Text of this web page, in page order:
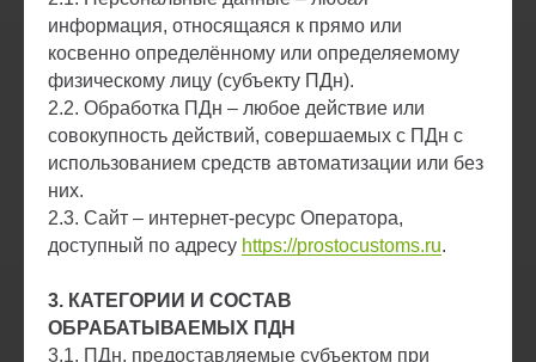
информация, относящаяся к прямо или
косвенно определённому или определяемому
физическому лицу (субъекту ПДн).
2.2. Обработка ПДн – любое действие или
совокупность действий, совершаемых с ПДн с
использованием средств автоматизации или без
них.
2.3. Сайт – интернет-ресурс Оператора,
доступный по адресу https://prostocustoms.ru.
3. КАТЕГОРИИ И СОСТАВ
ОБРАБАТЫВАЕМЫХ ПДН
3.1. ПДн, предоставляемые субъектом при